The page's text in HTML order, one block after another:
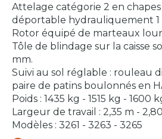
Attelage catégorie 2 en
déportable hydrauliquement 1
Rotor équipé de marteaux
Tôle de blindage sur la caisse
mm.
Suivi au sol réglable : rouleau
paire de patins boulonnés en
Poids : 1435 kg - 1515 kg - 1600
Largeur de travail : 2,35 m -
Modèles : 3261 - 3263 - 3265